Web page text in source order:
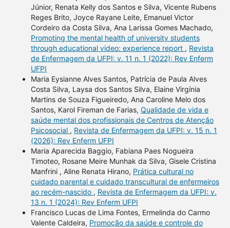
Júnior, Renata Kelly dos Santos e Silva, Vicente Rubens
Reges Brito, Joyce Rayane Leite, Emanuel Victor
Cordeiro da Costa Silva, Ana Larissa Gomes Machado,
Promoting the mental health of university students
through educational video: experience report , Revista
de Enfermagem da UFPI: v. 11 n. 1 (2022): Rev Enferm
UFPI
Maria Eysianne Alves Santos, Patrícia de Paula Alves
Costa Silva, Laysa dos Santos Silva, Elaine Virgínia
Martins de Souza Figueiredo, Ana Caroline Melo dos
Santos, Karol Fireman de Farias, Qualidade de vida e
saúde mental dos profissionais de Centros de Atenção
Psicosocial , Revista de Enfermagem da UFPI: v. 15 n. 1
(2026): Rev Enferm UFPI
Maria Aparecida Baggio, Fabiana Paes Nogueira
Timoteo, Rosane Meire Munhak da Silva, Gisele Cristina
Manfrini , Aline Renata Hirano, Prática cultural no
cuidado parental e cuidado transcultural de enfermeiros
ao recém-nascido , Revista de Enfermagem da UFPI: v.
13 n. 1 (2024): Rev Enferm UFPI
Francisco Lucas de Lima Fontes, Ermelinda do Carmo
Valente Caldeira, Promoção da saúde e controle do